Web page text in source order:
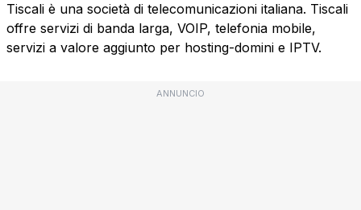
Tiscali è una società di telecomunicazioni italiana. Tiscali
offre servizi di banda larga, VOIP, telefonia mobile,
servizi a valore aggiunto per hosting-domini e IPTV.
ANNUNCIO